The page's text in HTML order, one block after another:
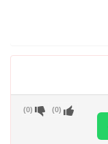
(
0
) (
0
)